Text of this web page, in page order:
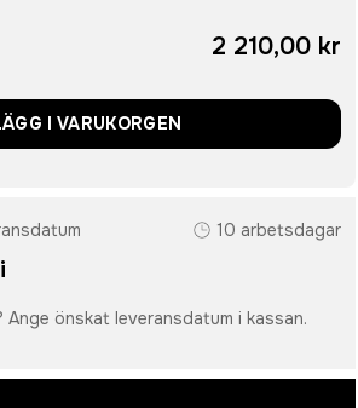
2 210,00 kr
I VARUKORGEN
10 arbetsdagar
Ange önskat leveransdatum i kassan.